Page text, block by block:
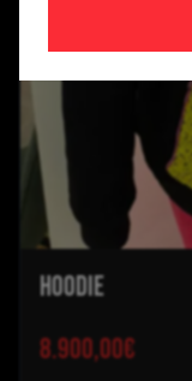
Hoodie
8.900,00€